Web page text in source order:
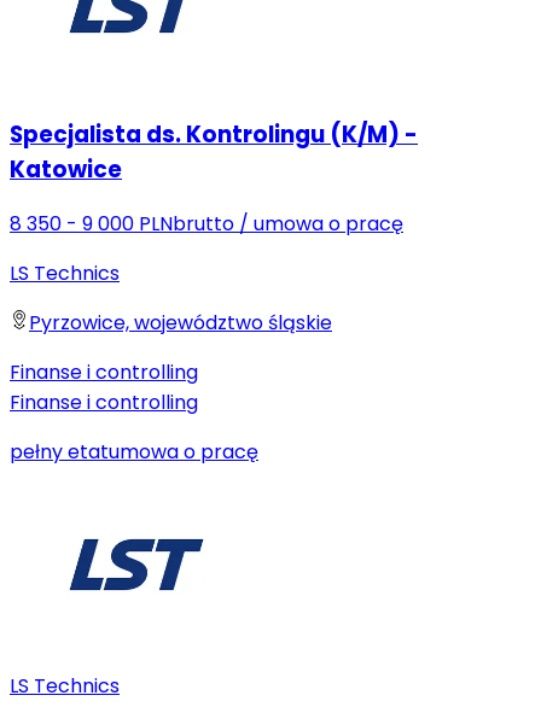
Specjalista ds. Kontrolingu (K/M) -
Katowice
8 350 - 9 000 PLNbrutto / umowa o pracę
LS Technics
Pyrzowice, województwo śląskie
Finanse i controlling
Finanse i controlling
pełny etatumowa o pracę
LS Technics